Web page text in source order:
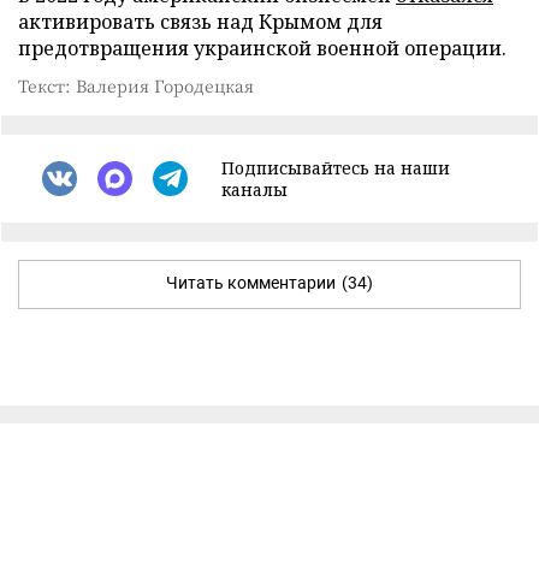
активировать связь над Крымом для
предотвращения украинской военной операции.
Текст: Валерия Городецкая
Подписывайтесь на наши
каналы
Читать комментарии (34)